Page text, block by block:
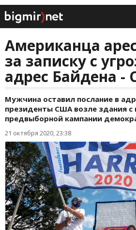
Американца
за записку с
адрес Байдена -
Мужчина оставил послание в
президенты США возле здания с
предвыборной кампании
21 октября 2020, 23:38